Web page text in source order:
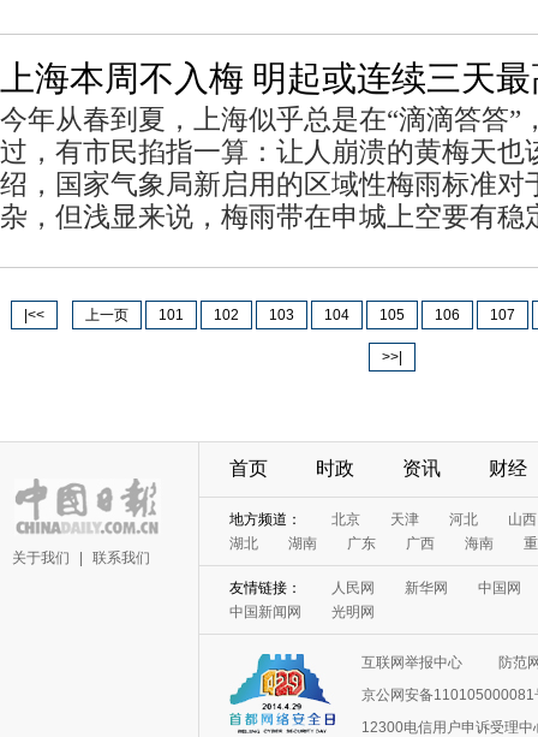
上海本周不入梅 明起或连续三天
今年从春到夏，上海似乎总是在“滴滴答答”
过，有市民掐指一算：让人崩溃的黄梅天也
绍，国家气象局新启用的区域性梅雨标准对
杂，但浅显来说，梅雨带在申城上空要有稳
|<< 上一页 101 102 103 104 105 106 107
>>|
关于我们 联系我们
首页 时政 资讯 财经
互联网举报中心
防范
京公网安备110105000081
12300电信用户申诉受理中